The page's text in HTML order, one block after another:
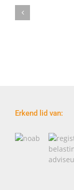
Erkend lid van: